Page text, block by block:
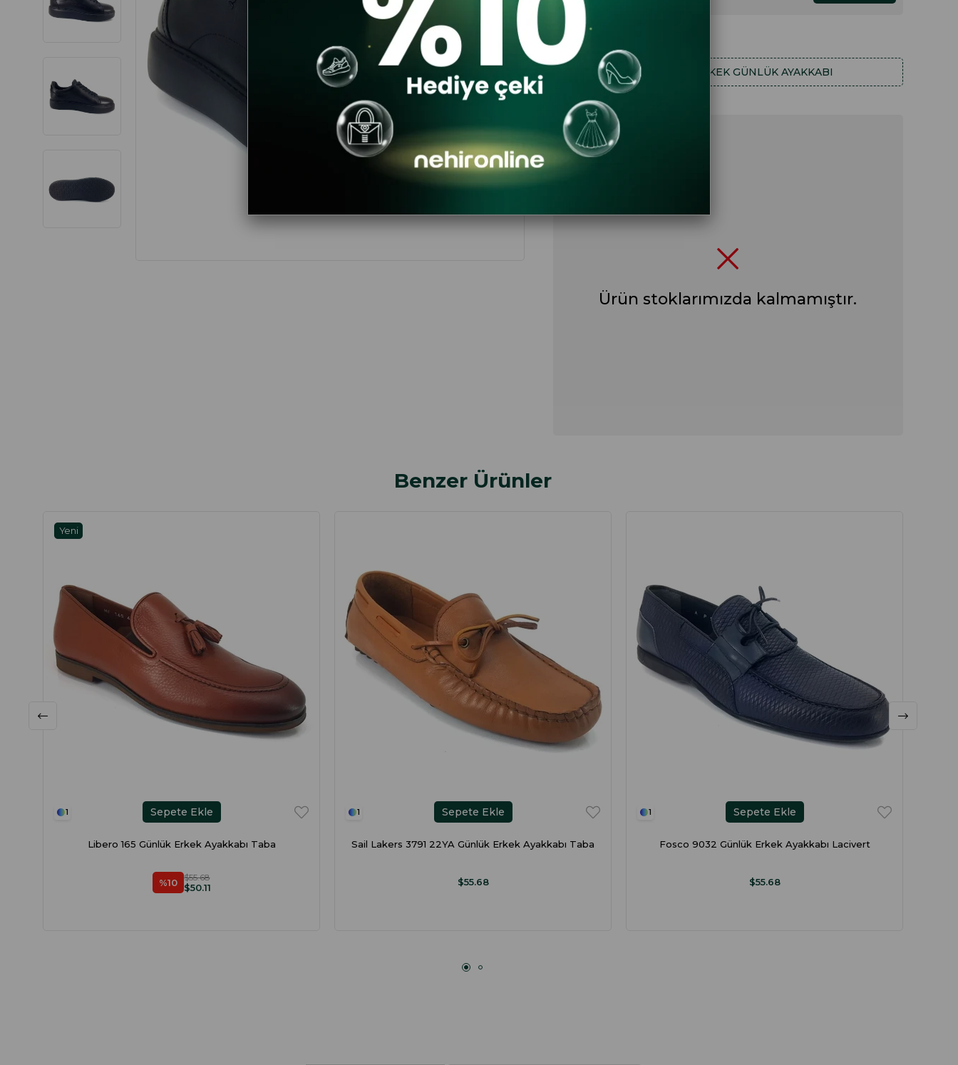
DAHA FAZLA ERKEK GÜNLÜK AYAKKABI
Ürün stoklarımızda kalmamıştır.
Benzer Ürünler
1
Libero 165 Günlük Erkek Ayakkabı Taba
%10 $50.11
$55.68
Yeni
Sepete Ekle 1
Sail Lakers 3791 22YA Günlük Erkek Ayakkabı Taba
$55.68
Sepete Ekle 1
Fosco 9032 Günlük Erkek Ayakkabı Lacivert
$55.68
Sepete Ekle